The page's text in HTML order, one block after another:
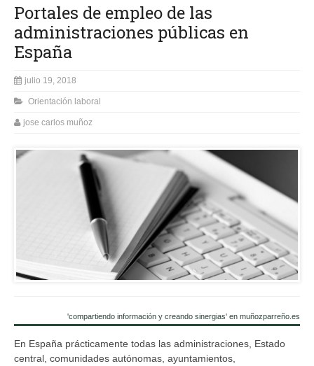
Portales de empleo de las
administraciones públicas en
España
julio 19, 2018
Orientación laboral
jose carlos muñoz
'compartiendo información y creando sinergias' en muñozparreño.es
En España prácticamente todas las administraciones, Estado
central, comunidades autónomas, ayuntamientos,